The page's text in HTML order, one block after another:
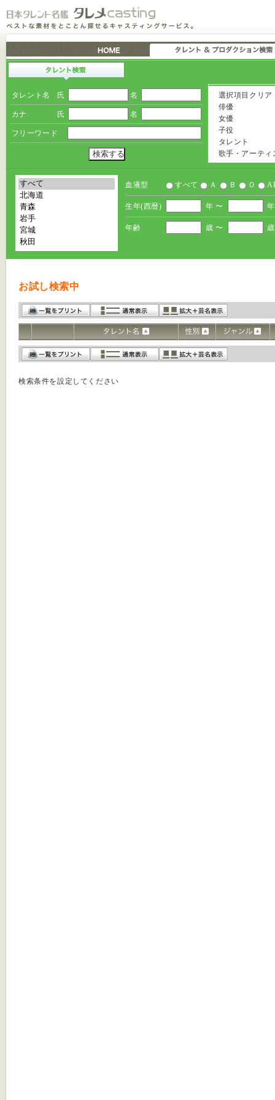
タレント名 氏 名
カナ 氏 名
フリーワード
選択項目クリア
俳優
女優
子役
タレント
歌手・アーティ
血液型 すべて Ａ Ｂ Ｏ
生年(西暦) 年 〜
年齢 歳 〜 歳
お試し検索中
検索条件を設定してください